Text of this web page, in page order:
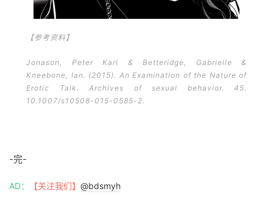
【参考资料】
Jonason, Peter Karl & Betteridge, Gabrielle &
Kneebone, Ian. (2015). An Examination of the Nature of
Erotic Talk. Archives of sexual behavior. 45.
10.1007/s10508-015-0585-2.
-完-
AD： 【关注我们】 @bdsmyh